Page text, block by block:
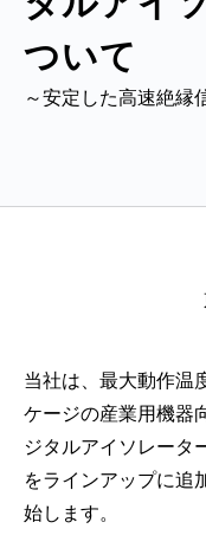
ついて
～安定した高速絶縁
当社は、最大動作温
ケージの産業用機器
ジタルアイソレータ
をラインアップに追
始します。